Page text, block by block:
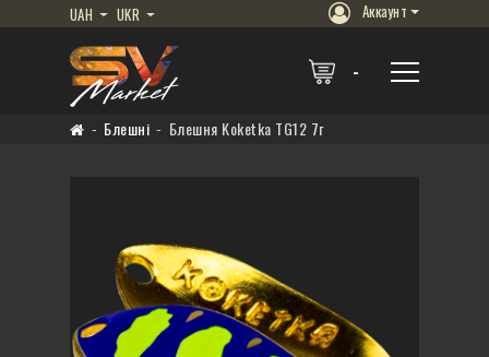
UAH UKR Аккаунт
Блешні Блешня Koketka TG12 7г